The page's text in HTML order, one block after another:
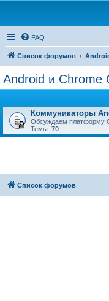
FAQ
Список форумов
Android и Chrome
Коммуникаторы
Обсуждаем платформу
Темы: 70
Список форумов